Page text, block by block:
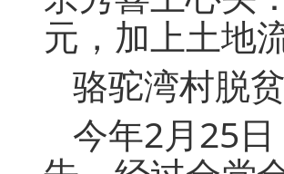
元，加上土地
骆驼湾村脱
今年2月25